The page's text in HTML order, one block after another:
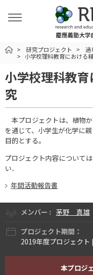
慶應義塾大学
HOME研究プロジェクト
過
小学校理科教育における
小学校理科教
究
本プロジェクトは、植物か
を通じて、小学生が化学に
目的とする。
プロジェクト内容について
い．
年間活動報告書
メンバー : 茅野 真雄
プロジェクト期間：
2019年度プロジェク
本プロジ